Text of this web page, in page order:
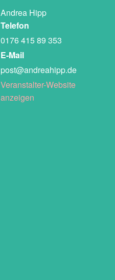
Andrea Hipp
Telefon
0176 415 89 353
E-Mail
post@andreahipp.de
Veranstalter-Website
anzeigen